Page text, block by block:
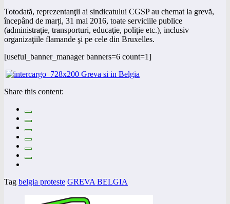
Totodată, reprezentanţii ai sindicatului CGSP au chemat la grevă,
începând de marți, 31 mai 2016, toate serviciile publice
(administrație, transporturi, educaţie, poliție etc.), inclusiv
organizaţiile flamande şi pe cele din Bruxelles.
[useful_banner_manager banners=6 count=1]
Share this content:
Tag belgia proteste GREVA BELGIA